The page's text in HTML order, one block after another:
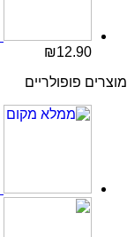
₪12.90
מוצרים פופולריים